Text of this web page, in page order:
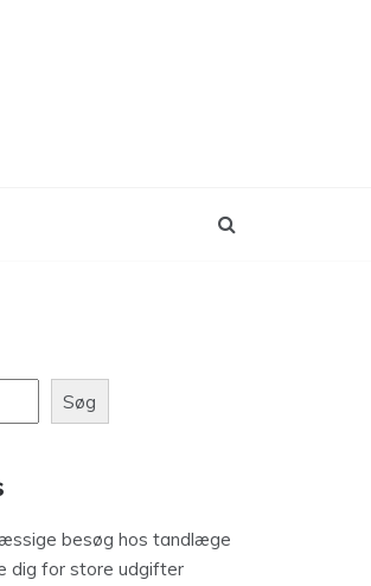
Søg
besøg hos tandlæge
dig for store udgifter